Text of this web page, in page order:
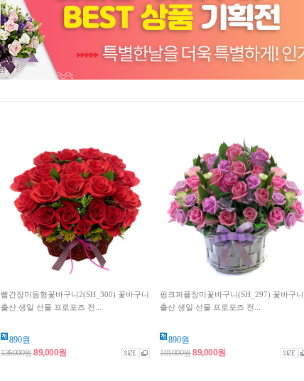
빨간장미돔형꽃바구니2(SH_300) 꽃바구니
출산 생일 선물 프로포즈 전...
890원
135000원89,000원
핑크퍼플장미꽃바구니(SH_297) 꽃바구니
출산 생일 선물 프로포즈 전...
890원
101000원89,000원